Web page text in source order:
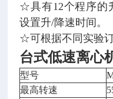
☆具有12个程序的
设置升/降速时间。
☆可根据不同实验订
台式低速离心
型号
最高转速